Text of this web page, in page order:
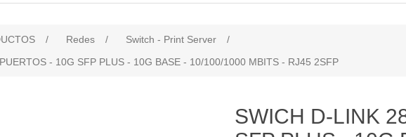
/ Redes / Switch - Print Server
/
- 10G SFP PLUS - 10G BASE - 10/100/1000 MBITS - RJ45 2SFP
SWICH D-LINK